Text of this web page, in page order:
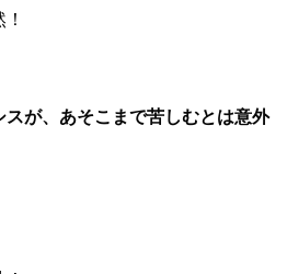
が、あそこまで苦しむとは意外